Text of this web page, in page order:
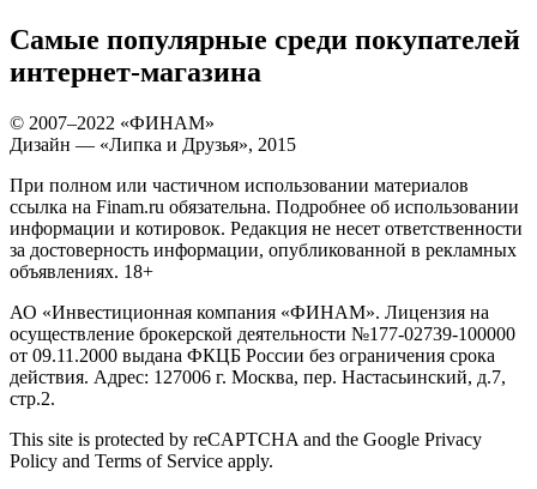
Самые популярные среди покупателей
интернет-магазина
© 2007–2022 «ФИНАМ»
Дизайн — «Липка и Друзья», 2015
При полном или частичном использовании материалов
ссылка на Finam.ru обязательна. Подробнее об использовании
информации и котировок. Редакция не несет ответственности
за достоверность информации, опубликованной в рекламных
объявлениях. 18+
АО «Инвестиционная компания «ФИНАМ». Лицензия на
осуществление брокерской деятельности №177-02739-100000
от 09.11.2000 выдана ФКЦБ России без ограничения срока
действия. Адрес: 127006 г. Москва, пер. Настасьинский, д.7,
стр.2.
This site is protected by reCAPTCHA and the Google Privacy
Policy and Terms of Service apply.